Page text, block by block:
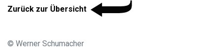
Zurück zur Übersicht
© Werner Schumacher